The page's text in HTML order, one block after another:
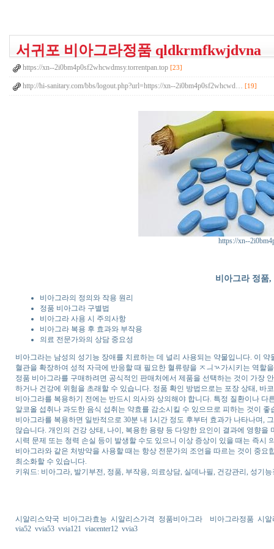
서귀포 비아그라정품 qldkrmfkwjdvna
https://xn--2i0bm4p0sf2whcwdmsy.torrentpan.top [23]
http://hi-sanitary.com/bbs/logout.php?url=https://xn--2i0bm4p0sf2whcwd… [19]
https://xn--
비아그라 정품
비아그라의 정의와 작용 원리
정품 비아그라 구별법
비아그라 사용 시 주의사항
비아그라 복용 후 효과와 부작용
의료 전문가와의 상담 중요성
비아그라는 남성의 성기능 장애를 치료하는 데 널리 사용되는 약물입니다. 이
혈관을 확장하여 성적 자극에 반응할 때 필요한 혈류량을 ㅤㅈㅢㄳ가시키는 역할
정품 비아그라를 구매하려면 공식적인 판매처에서 제품을 선택하는 것이 가장
하거나 건강에 위험을 초래할 수 있습니다. 정품 확인 방법으로는 포장 상태, 바
비아그라를 복용하기 전에는 반드시 의사와 상의해야 합니다. 특정 질환이나
알코올 섭취나 과도한 음식 섭취는 약효를 감소시킬 수 있으므로 피하는 것이 좋
비아그라를 복용하면 일반적으로 30분 내 1시간 정도 후부터 효과가 나타나며,
않습니다. 개인의 건강 상태, 나이, 복용한 용량 등 다양한 요인이 결과에 영향
시력 문제 또는 청력 손실 등이 발생할 수도 있으니 이상 증상이 있을 때는 즉시
비아그라와 같은 처방약을 사용할 때는 항상 전문가의 조언을 따르는 것이 중
최소화할 수 있습니다.
키워드: 비아그라, 발기부전, 정품, 부작용, 의료상담, 실데나필, 건강관리, 성기
시알리스약국 비아그라효능 시알리스가격 정품비아그라 비아그라정품 시알
via52 vvia53 vvia121 viacenter12 vvia3